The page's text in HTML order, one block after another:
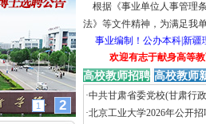
1 2
根据《事业单位人事管理
法》等文件精神，为满足我
事业编制！公办本科|新
欢迎有志于献身高等
高校教师招聘 高校教师
·中共甘肃省委党校(甘肃行
·北京工业大学2026年公开